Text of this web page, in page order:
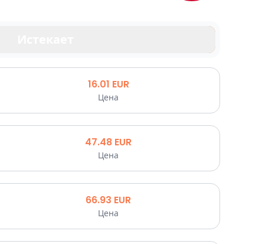
16.01 EUR
Цена
47.48 EUR
Цена
66.93 EUR
Цена